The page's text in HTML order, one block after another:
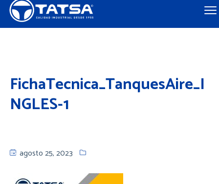
FichaTecnica_TanquesAire_I
NGLES-1
agosto 25, 2023